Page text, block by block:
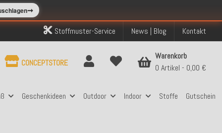
➞
Stoffmuster-Service News | Blog Kontakt
Geschenkideen Outdoor Indoor Stoffe Gutschein
CONCEPTSTORE
Warenkorb
0 Artikel
0,00 €